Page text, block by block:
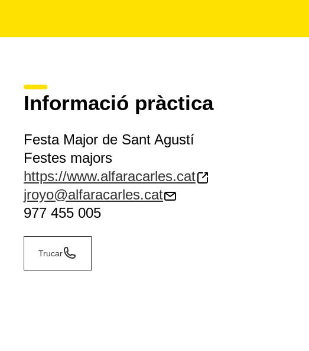
Informació pràctica
Festa Major de Sant Agustí
Festes majors
https://www.alfaracarles.cat
jroyo@alfaracarles.cat
977 455 005
Trucar